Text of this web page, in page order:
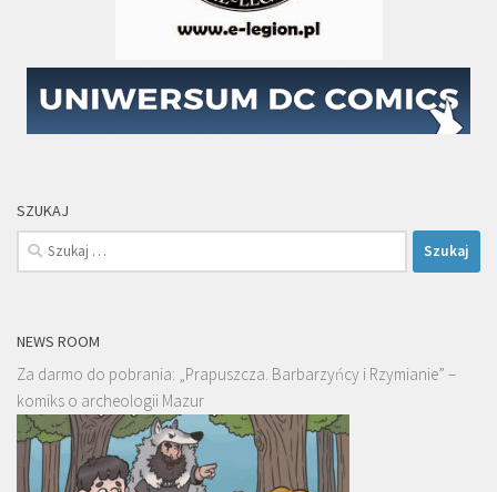
SZUKAJ
Szukaj:
NEWS ROOM
Za darmo do pobrania: „Prapuszcza. Barbarzyńcy i Rzymianie” –
komiks o archeologii Mazur